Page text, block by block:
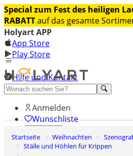
Special zum Fest des heiligen
RABATTauf das gesamte
Holyart APP
App Store
Play Store
Hilfe und Kontakt
Entdecken Sie Premium
Anmelden
Wunschliste
0
Warenkorb
Startseite Weihnachten
Ställe und Höhlen für Krippen